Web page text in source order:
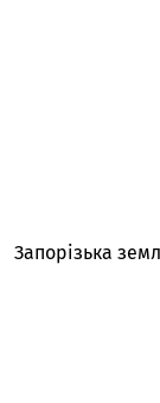
Запорізька